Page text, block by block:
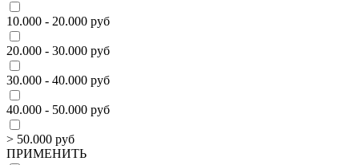
10.000 - 20.000 руб
20.000 - 30.000 руб
30.000 - 40.000 руб
40.000 - 50.000 руб
> 50.000 руб
ПРИМЕНИТЬ